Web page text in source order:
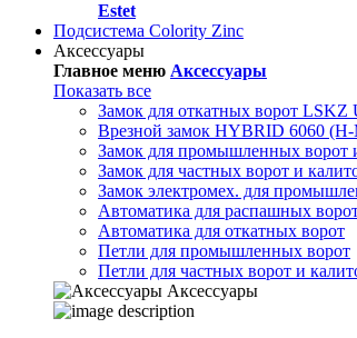
Estet
Подсистема Colority Zinc
Аксессуары
Главное меню Аксессуары
Показать все
Замок для откатных ворот LSKZ
Врезной замок HYBRID 6060 (H-
Замок для промышленных ворот
Замок для частных ворот и
Замок электромех. для
Автоматика для распашных
Автоматика для откатных ворот
Петли для промышленных ворот
Петли для частных ворот и
Аксессуары